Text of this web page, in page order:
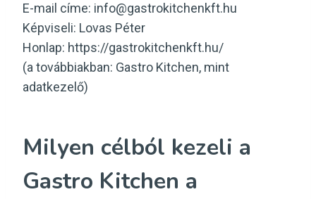
E-mail címe: info@gastrokitchenkft.hu
Képviseli: Lovas Péter
Honlap: https://gastrokitchenkft.hu/
(a továbbiakban: Gastro Kitchen, mint
adatkezelő)
Milyen célból kezeli a
Gastro Kitchen a